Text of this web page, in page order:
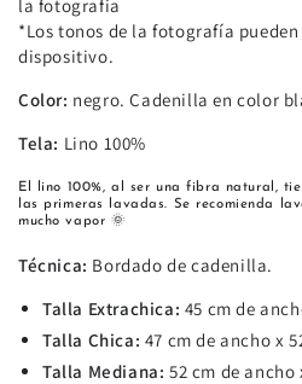
la fotografía
*Los tonos de la fotografía
dispositivo.
Color: negro. Cadenilla en color
Tela: Lino 100%
El lino 100%, al ser una fibra natural,
las primeras lavadas. Se recomienda
mucho vapor 🌞
Técnica: Bordado de cadenilla.
Talla Extrachica: 45 cm de
Talla Chica: 47 cm de ancho x
Talla Mediana: 52 cm de ancho